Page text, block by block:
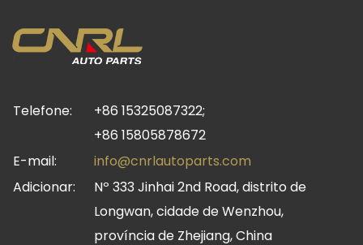
Telefone:
+86 15325087322;
+86 15805878672
E-mail:
info@cnrlautoparts.com
Adicionar:
Nº 333 Jinhai 2nd Road, distrito de
Longwan, cidade de Wenzhou,
província de Zhejiang, China